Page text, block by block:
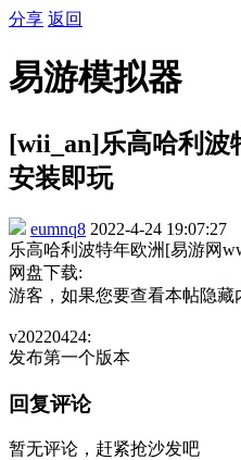
分享 返回
易游模拟器
[wii_an]乐高哈利波
安装即玩
eumnq8 2022-4-24 19:07:27
乐高哈利波特年欧洲[易游网
网盘下载:
游客，如果您要查看本帖隐藏
v20220424:
发布第一个版本
回复评论
暂无评论，赶紧抢沙发吧